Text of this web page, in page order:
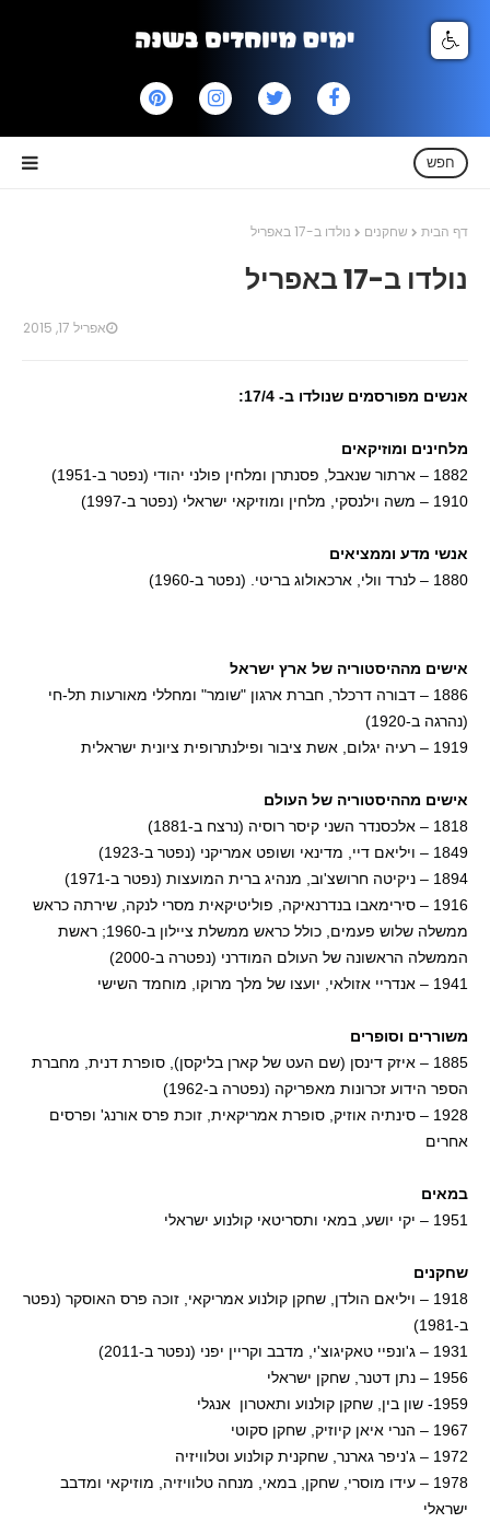
חפש
דף הבית שחקנים נולדו ב-17 באפריל
נולדו ב-17 באפריל
אפריל 17, 2015
אנשים מפורסמים שנולדו ב- 17/4:
מלחינים ומוזיקאים
1882 – ארתור שנאבל, פסנתרן ומלחין פולני יהודי (נפטר ב-1951)
1910 – משה וילנסקי, מלחין ומוזיקאי ישראלי (נפטר ב-1997)
אנשי מדע וממציאים
1880 – לנרד וולי, ארכאולוג בריטי. (נפטר ב-1960)
אישים מההיסטוריה של ארץ ישראל
1886 – דבורה דרכלר, חברת ארגון "שומר" ומחללי מאורעות תל-חי
(נהרגה ב-1920)
1919 – רעיה יגלום, אשת ציבור ופילנתרופית ציונית ישראלית
אישים מההיסטוריה של העולם
1818 – אלכסנדר השני קיסר רוסיה (נרצח ב-1881)
1849 – ויליאם דיי, מדינאי ושופט אמריקני (נפטר ב-1923)
1894 – ניקיטה חרושצ'וב, מנהיג ברית המועצות (נפטר ב-1971)
1916 – סירימאבו בנדרנאיקה, פוליטיקאית מסרי לנקה, שירתה כראש
ממשלה שלוש פעמים, כולל כראש ממשלת ציילון ב-1960; ראשת
הממשלה הראשונה של העולם המודרני (נפטרה ב-2000)
1941 – אנדריי אזולאי, יועצו של מלך מרוקו, מוחמד השישי
משוררים וסופרים
1885 – איזק דינסן (שם העט של קארן בליקסן), סופרת דנית, מחברת
הספר הידוע זכרונות מאפריקה (נפטרה ב-1962)
1928 – סינתיה אוזיק, סופרת אמריקאית, זוכת פרס אורנג' ופרסים
אחרים
במאים
1951 – יקי יושע, במאי ותסריטאי קולנוע ישראלי
שחקנים
1918 – ויליאם הולדן, שחקן קולנוע אמריקאי, זוכה פרס האוסקר (נפטר
ב-1981)
1931 – ג'ונפיי טאקיגוצ'י, מדבב וקריין יפני (נפטר ב-2011)
1956 – נתן דטנר, שחקן ישראלי
1959- שון בין, שחקן קולנוע ותאטרון אנגלי
1967 – הנרי איאן קיוזיק, שחקן סקוטי
1972 – ג'ניפר גארנר, שחקנית קולנוע וטלוויזיה
1978 – עידו מוסרי, שחקן, במאי, מנחה טלוויזיה, מוזיקאי ומדבב
ישראלי